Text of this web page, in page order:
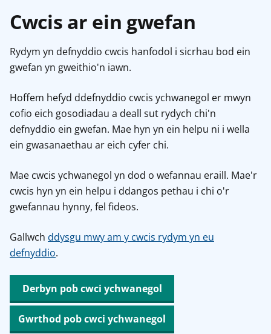
Cwcis ar ein gwefan
Rydym yn defnyddio cwcis hanfodol i sicrhau bod ein
gwefan yn gweithio'n iawn.
Hoffem hefyd ddefnyddio cwcis ychwanegol er mwyn
cofio eich gosodiadau a deall sut rydych chi'n
defnyddio ein gwefan. Mae hyn yn ein helpu ni i wella
ein gwasanaethau ar eich cyfer chi.
Mae cwcis ychwanegol yn dod o wefannau eraill. Mae'r
cwcis hyn yn ein helpu i ddangos pethau i chi o'r
gwefannau hynny, fel fideos.
Gallwch ddysgu mwy am y cwcis rydym yn eu
defnyddio.
Derbyn pob cwci ychwanegol
Gwrthod pob cwci ychwanegol